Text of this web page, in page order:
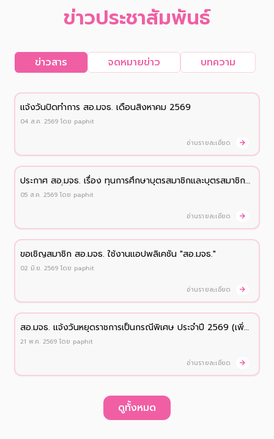
ข่าวประชาสัมพันธ์
ข่าวสาร จดหมายข่าว บทความ
เเจ้งวันปิดทำการ สอ.มจธ. เดือนสิงหาคม 2569
04 ส.ค. 2569 โดย paphit
อ่านรายละเอียด
ประกาศ สอ.มจธ. เรื่อง ทุนการศึกษาบุตรสมาชิกและบุตรสมาชิก
สมทบ ประจำปี 2569
05 ส.ค. 2569 โดย paphit
อ่านรายละเอียด
ขอเชิญสมาชิก สอ.มจธ. ใช้งานแอปพลิเคชัน "สอ.มจธ."
02 มิ.ย. 2569 โดย paphit
อ่านรายละเอียด
สอ.มจธ. เเจ้งวันหยุดราชการเป็นกรณีพิเศษ ประจำปี 2569 (เพิ่ม
21 พ.ค. 2569 โดย paphit
อ่านรายละเอียด
ดูทั้งหมด